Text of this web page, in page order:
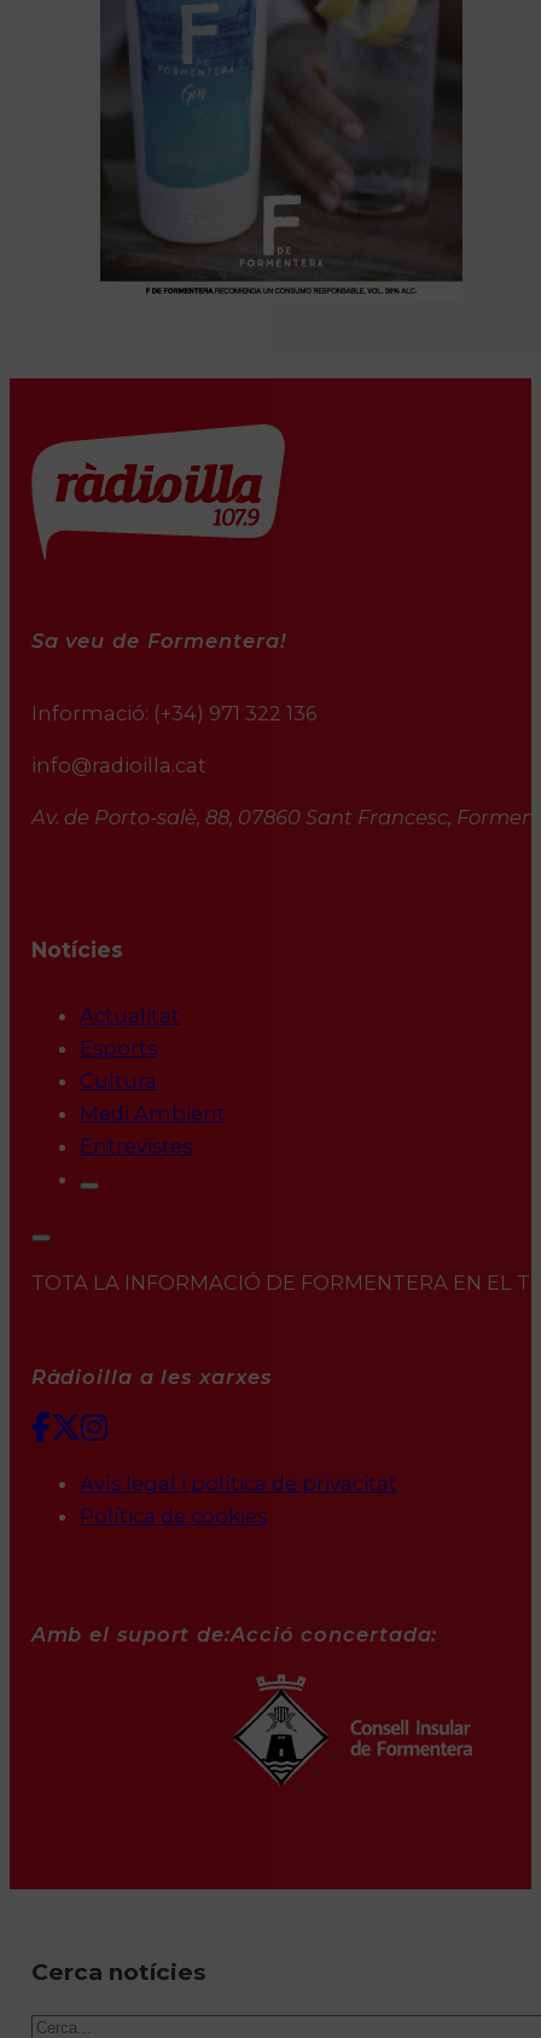
Sa veu de Formentera!
Informació: (+34) 971 322 136
info@radioilla.cat
Av. de Porto-salè, 88, 07860 Sant Francesc,
Notícies
Actualitat
Esports
Cultura
Medi Ambient
Entrevistes
TOTA LA INFORMACIÓ DE FORMENTERA EN EL
Ràdioilla a les xarxes
Avís legal i política de privacitat
Política de cookies
Amb el suport de:Acció concertada:
Cerca notícies
Cercar